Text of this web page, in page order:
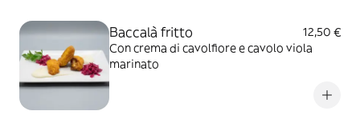
Baccalà fritto
12,50 €
Con crema di cavolfiore e cavolo viola
marinato